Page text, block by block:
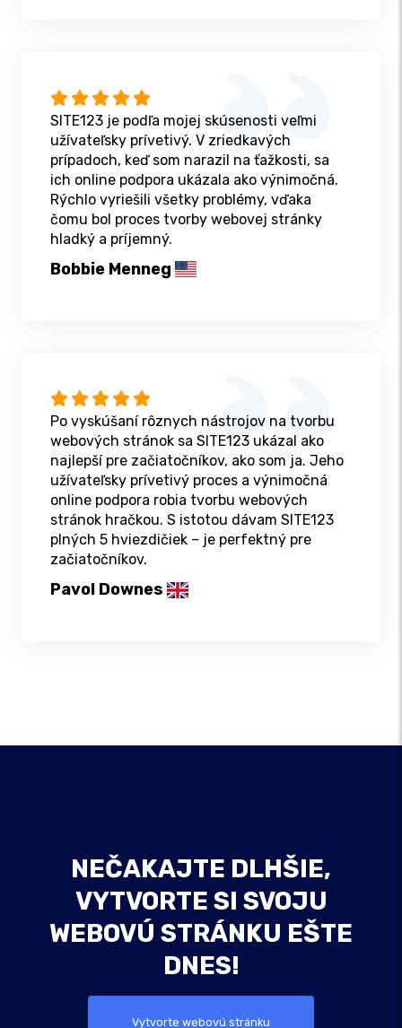
SITE123 je podľa mojej skúsenosti veľmi
užívateľsky prívetivý. V zriedkavých
prípadoch, keď som narazil na ťažkosti, sa
ich online podpora ukázala ako výnimočná.
Rýchlo vyriešili všetky problémy, vďaka
čomu bol proces tvorby webovej stránky
hladký a príjemný.
Bobbie Menneg
Po vyskúšaní rôznych nástrojov na tvorbu
webových stránok sa SITE123 ukázal ako
najlepší pre začiatočníkov, ako som ja. Jeho
užívateľsky prívetivý proces a výnimočná
online podpora robia tvorbu webových
stránok hračkou. S istotou dávam SITE123
plných 5 hviezdičiek – je perfektný pre
začiatočníkov.
Pavol Downes
NEČAKAJTE DLHŠIE,
VYTVORTE SI SVOJU
WEBOVÚ STRÁNKU EŠTE
DNES!
Vytvorte webovú stránku